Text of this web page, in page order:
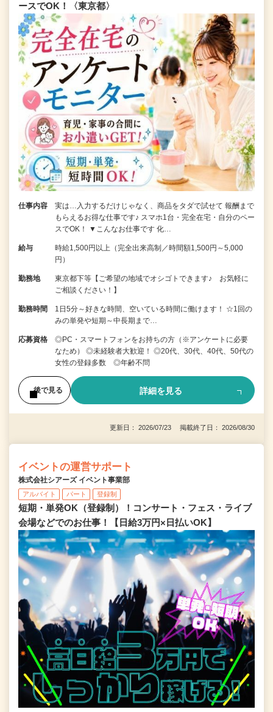
ースでOK！〈東京都〉
仕事内容
実は…入力するだけじゃなく、商品をタダで試せて 報酬まで
もらえるお得な仕事です♪ スマホ1台・完全在宅・自分のペー
スでOK！ ▼こんなお仕事です 化…
給与
時給1,500円以上（完全出来高制／時間額1,500円～5,000
円）
勤務地
東京都下等【ご希望の地域でオシゴトできます♪ お気軽に
ご相談ください！】
勤務時間
1日5分～好きな時間、空いている時間に働けます！ ☆1回の
みの単発や短期～中長期まで…
応募資格
◎PC・スマートフォンをお持ちの方（※アンケートに必要
なため） ◎未経験者大歓迎！ ◎20代、30代、40代、50代の
女性の登録多数 ◎年齢不問
後で見る 詳細を見る
更新日： 2026/07/23 掲載終了日： 2026/08/30
イベントの運営サポート
株式会社シアーズ イベント事業部
アルバイト パート 登録制
短期・単発OK（登録制）！コンサート・フェス・ライブ
会場などでのお仕事！【日給3万円×日払いOK】